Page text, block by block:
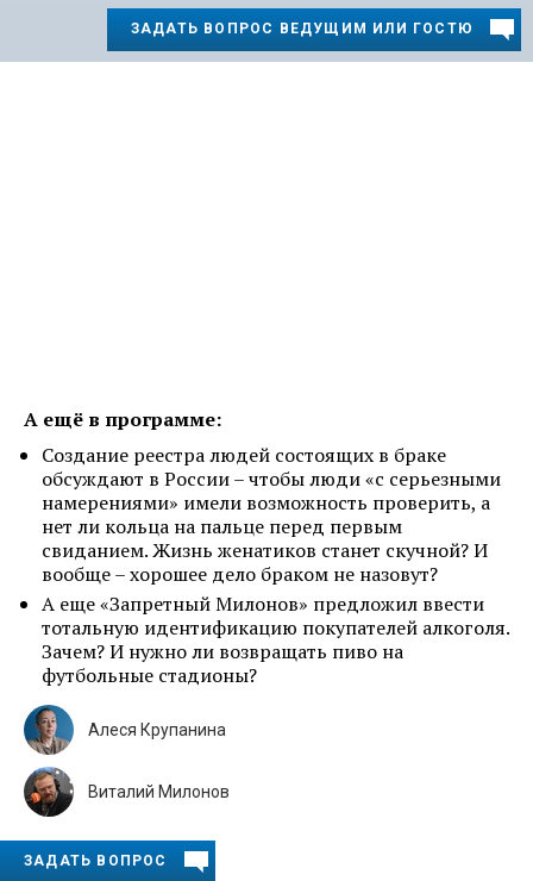
ЗАДАТЬ ВОПРОС ВЕДУЩИМ ИЛИ ГОСТЮ
А ещё в программе:
Создание реестра людей состоящих в браке
обсуждают в России – чтобы люди «с серьезными
намерениями» имели возможность проверить, а
нет ли кольца на пальце перед первым
свиданием. Жизнь женатиков станет скучной? И
вообще – хорошее дело браком не назовут?
А еще «Запретный Милонов» предложил ввести
тотальную идентификацию покупателей алкоголя.
Зачем? И нужно ли возвращать пиво на
футбольные стадионы?
Алеся Крупанина
Виталий Милонов
ЗАДАТЬ ВОПРОС